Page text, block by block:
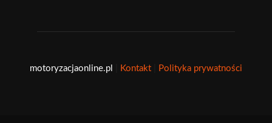
motoryzacjaonline.pl Kontakt Polityka prywatności